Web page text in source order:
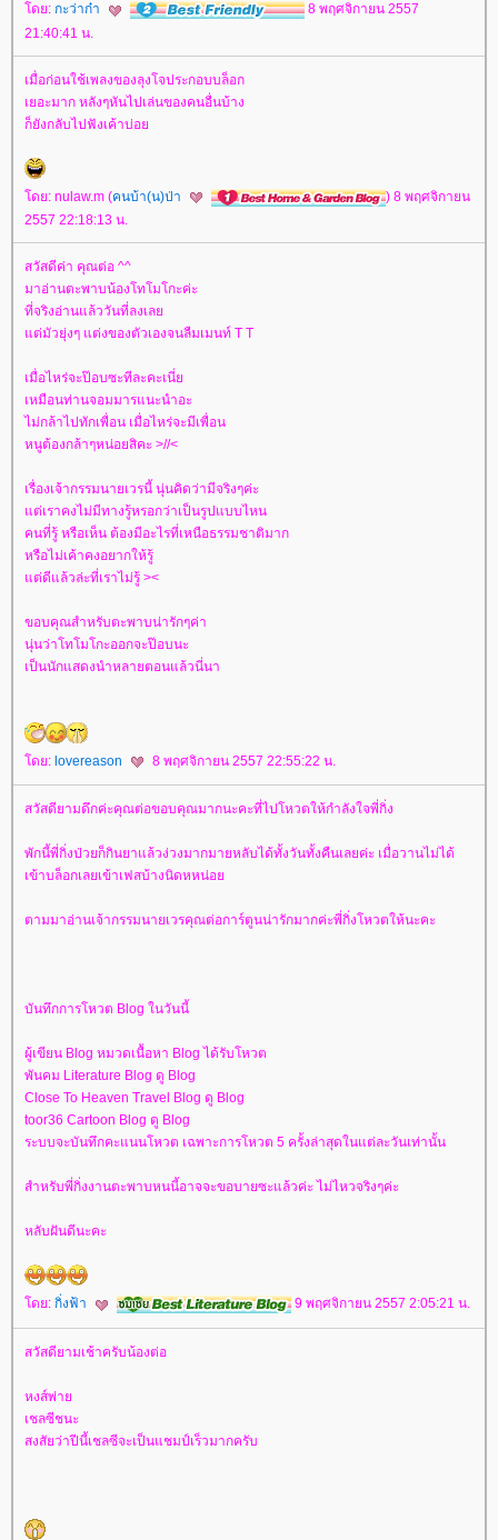
ดย: กะว่าก๋า
8 พฤศจิกายน 2557
21:40:41 น.
เมื่อก่อนใช้เพลงของลุงโจประกอบบล็อก
เยอะมาก หลังๆหันไปเล่นของคนอื่นบ้าง
ก็ยังกลับไปฟังเค้าบ่อ
ดย: nulaw.m (คนบ้า(น)ป่า
) 8 พฤศจิกายน
2557 22:18:13 น.
สวัสดีค่า คุณต่อ ^^
มาอ่านตะพาบน้องโทโมโกะค่ะ
ที่จริงอ่านแล้ววันที่ลงเล
ต่มัวยุ่งๆ แต่งของตัวเองจนลืมเมนท์ T T
เมื่อไหร่จะป๊อบซะทีละคะเนี่
เหมือนท่านจอมมารแนะนำอะ
ไม่กล้าไปทักเพื่อน เมื่อไหร่จะมีเพื่อน
หนูต้องกล้าๆหน่อยสิคะ >//<
เรื่องเจ้ากรรมนายเวรนี้ นุ่นคิดว่ามีจริงๆค่ะ
ต่เราคงไม่มีทางรู้หรอกว่าเป็นรูปแบบไหน
คนที่รู้ หรือเห็น ต้องมีอะไรที่เหนือธรรมชาติมาก
หรือไม่เค้าคงอยากให้รู้
ต่ดีแล้วล่ะที่เราไม่รู้ ><
ขอบคุณสำหรับตะพาบน่ารักๆค่า
นุ่นว่าโทโมโกะออกจะป๊อบนะ
เป็นนักแสดงนำหลายตอนแล้วนี่นา
ดย: lovereason 8 พฤศจิกายน 2557 22:55:22 น.
สวัสดียามดึกค่ะคุณต่อขอบคุณมากนะคะที่ไปโหวตให้กำลังใจพี่กิ่ง
พักนี้พี่กิ่งป่วยก็กินยาแล้วง่วงมากมายหลับได้ทั้งวันทั้งคืนเลยค่ะ เมื่อวานไม่ได้
เข้าบล็อกเลยเข้าเฟสบ้างนิดหหน่อ
ตามมาอ่านเจ้ากรรมนายเวรคุณต่อการ์ตูนน่ารักมากค่ะพี่กิ่งโหวตให้นะคะ
บันทึกการโหวต Blog ในวันนี้
ผู้เขียน Blog หมวดเนื้อหา Blog ได้รับโหวต
พันคม Literature Blog ดู Blog
Close To Heaven Travel Blog ดู Blog
toor36 Cartoon Blog ดู Blog
ระบบจะบันทึกคะแนนโหวต เฉพาะการโหวต 5 ครั้งล่าสุดในแต่ละวันเท่านั้น
สำหรับพี่กิ่งงานตะพาบหนนี้อาจจะขอบายซะแล้วค่ะ ไม่ไหวจริงๆค่ะ
หลับฝันดีนะคะ
ดย: กิ่งฟ้า 9 พฤศจิกายน 2557 2:05:21 น.
สวัสดียามเช้าครับน้องต่อ
หงส์พ่า
เชลซีชนะ
สงสัยว่าปีนี้เชลซีจะเป็นแชมป์เร็วมากครับ